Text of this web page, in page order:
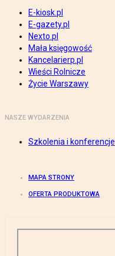
E-kiosk.pl
E-gazety.pl
Nexto.pl
Mała księgowość
Kancelarierp.pl
Wieści Rolnicze
Życie Warszawy
NASZE WYDARZENIA
Szkolenia i konferencje
MAPA STRONY
OFERTA PRODUKTOWA